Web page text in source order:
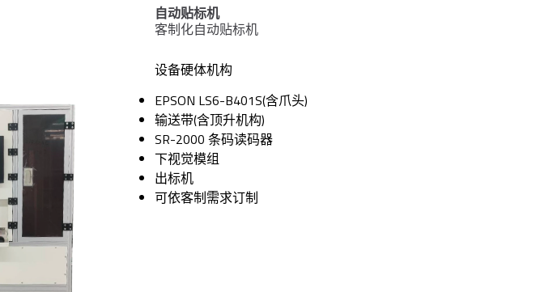
自动贴标机
客制化自动贴标机
设备硬体机构
EPSON LS6-B401S(含爪头)
输送带(含顶升机构)
SR-2000 条码读码器
下视觉模组
出标机
可依客制需求订制